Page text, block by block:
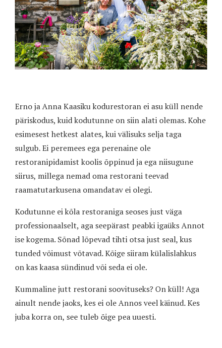
Erno ja Anna Kaasiku kodurestoran ei asu küll nende
päriskodus, kuid kodutunne on siin alati olemas. Kohe
esimesest hetkest alates, kui välisuks selja taga
sulgub. Ei peremees ega perenaine ole
restoranipidamist koolis õppinud ja ega niisugune
siirus, millega nemad oma restorani teevad
raamatutarkusena omandatav ei olegi.
Kodutunne ei kõla restoraniga seoses just väga
professionaalselt, aga seepärast peabki igaüks Annot
ise kogema. Sõnad lõpevad tihti otsa just seal, kus
tunded võimust võtavad. Kõige siiram külalislahkus
on kas kaasa sündinud või seda ei ole.
Kummaline jutt restorani soovituseks? On küll! Aga
ainult nende jaoks, kes ei ole Annos veel käinud. Kes
juba korra on, see tuleb õige pea uuesti.